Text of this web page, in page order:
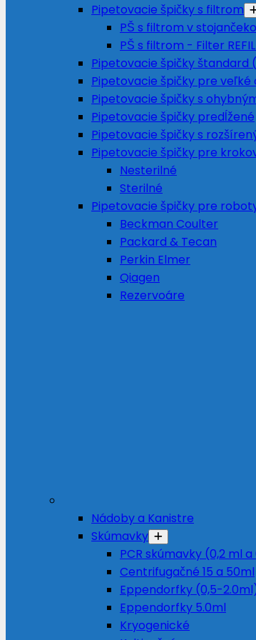
Pipetovacie špičky s filtrom
PŠ s filtrom v
PŠ s filtrom - Filter
Pipetovacie špičky
Pipetovacie špičky pre
Pipetovacie špičky s
Pipetovacie špičky predĺžené
Pipetovacie špičky s
Pipetovacie špičky pre
Nesterilné
Sterilné
Pipetovacie špičky pre
Beckman Coulter
Packard & Tecan
Perkin Elmer
Qiagen
Rezervoáre
Nádoby a Kanistre
Skúmavky
PCR skúmavky (0,2 ml
Centrifugačné 15 a 50ml
Eppendorfky (0,5-
Eppendorfky 5.0ml
Kryogenické